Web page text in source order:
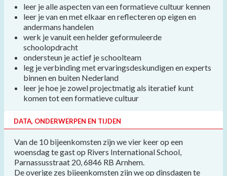
leer je alle aspecten van een formatieve cultuur kennen
leer je van en met elkaar en reflecteren op eigen en
andermans handelen
werk je vanuit een helder geformuleerde
schoolopdracht
ondersteun je actief je schoolteam
leg je verbinding met ervaringsdeskundigen en experts
binnen en buiten Nederland
leer je hoe je zowel projectmatig als iteratief kunt
komen tot een formatieve cultuur
DATA, ONDERWERPEN EN TIJDEN
Van de 10 bijeenkomsten zijn we vier keer op een
woensdag te gast op Rivers International School,
Parnassusstraat 20, 6846 RB Arnhem.
De overige zes bijeenkomsten zijn we op dinsdagen te